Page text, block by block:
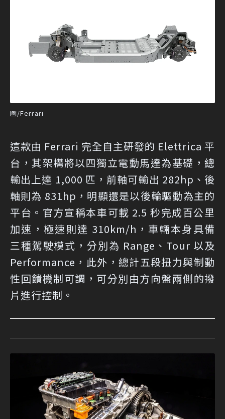
圖/Ferrari
這款由 Ferrari 完全自主研發的 Elettrica 平
台，其架構將以四獨立電動馬達為基礎，總
輸出上達 1,000 匹，前軸可輸出 282hp、後
軸則為 831hp，明顯還是以後輪驅動為主的
平台。官方宣稱本車可載 2.5 秒完成百公里
加速，極速則達 310km/h，車輛本身具備
三種駕駛模式，分別為 Range、Tour 以及
Performance，此外，總計五段扭力與制動
性回饋機制可調，可分別由方向盤兩側的撥
片進行控制。